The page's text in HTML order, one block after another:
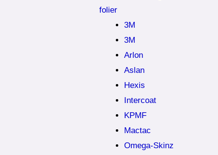
folier
3M
3M
Arlon
Aslan
Hexis
Intercoat
KPMF
Mactac
Omega-Skinz